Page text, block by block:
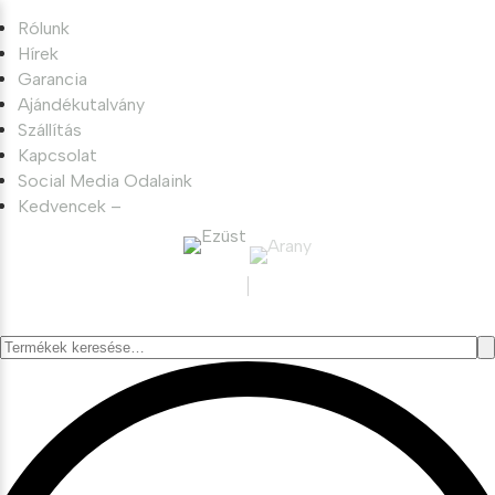
Rólunk
Hírek
Garancia
Ajándékutalvány
Szállítás
Kapcsolat
Social Media Odalaink
Kedvencek –
Keresés
következőre: